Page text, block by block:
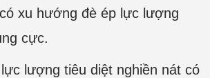
xu hướng đè ép lực lượng
cực.
lượng tiêu diệt nghiền nát có